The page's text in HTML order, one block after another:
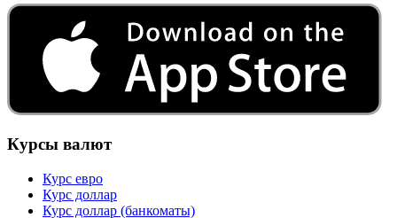
Курсы валют
Курс евро
Курс доллар
Курс доллар (банкоматы)